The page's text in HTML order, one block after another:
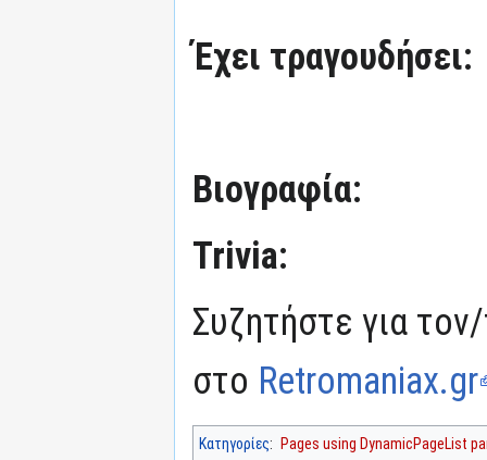
Έχει τραγουδήσει:
Βιογραφία:
Trivia:
Συζητήστε για
στο Retromaniax.gr
Κατηγορίες: Pages using DynamicPageList